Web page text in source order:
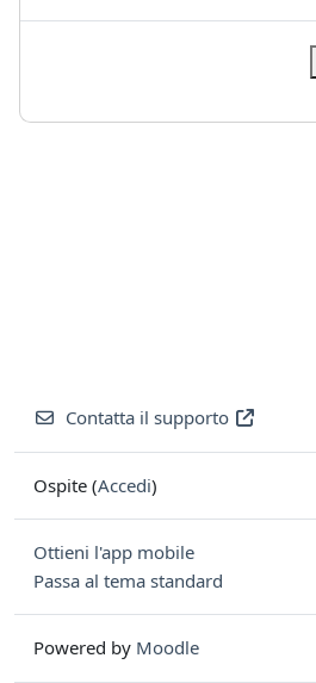
Contatta il supporto
Ospite (Accedi)
Ottieni l'app mobile
Passa al tema standard
Powered by Moodle